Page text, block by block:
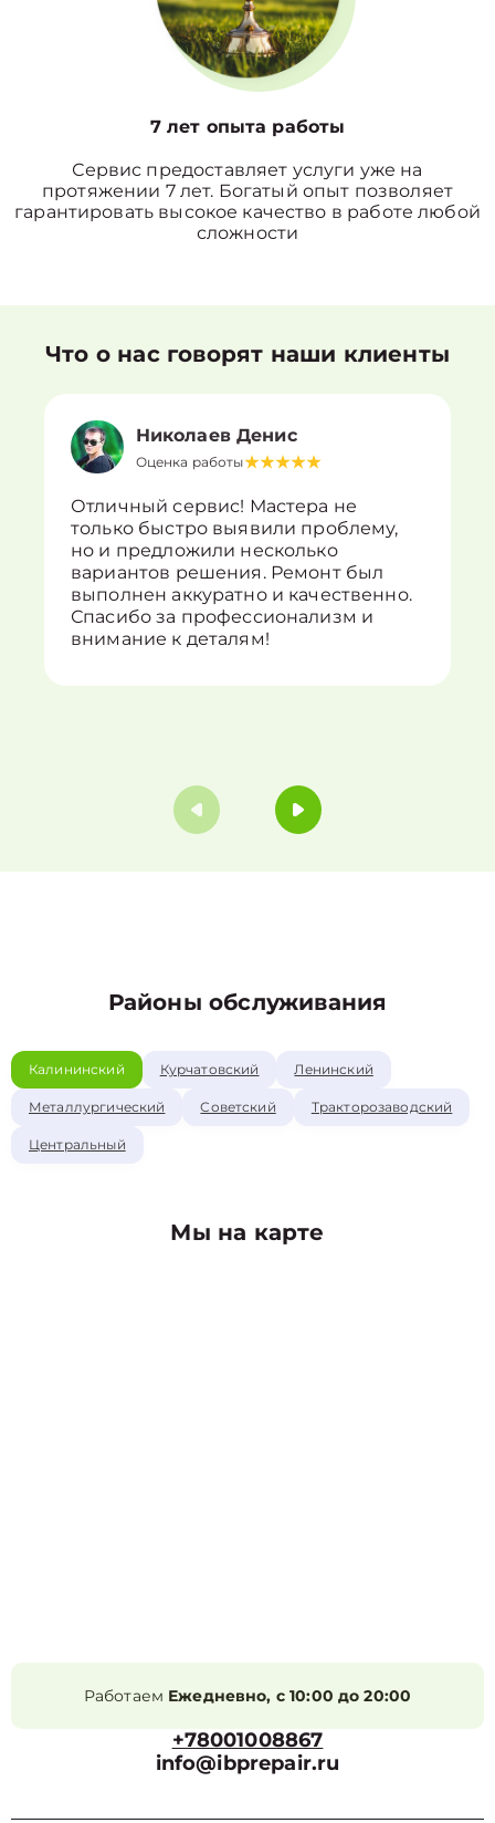
7 лет опыта работы
Сервис предоставляет услуги уже на
протяжении 7 лет. Богатый опыт позволяет
гарантировать высокое качество в работе любой
сложности
Что о нас говорят наши клиенты
Николаев Денис
Оценка работы
Отличный сервис! Мастера не
только быстро выявили проблему,
но и предложили несколько
вариантов решения. Ремонт был
выполнен аккуратно и качественно.
Спасибо за профессионализм и
внимание к деталям!
Районы обслуживания
Калининский Курчатовский Ленинский
Металлургический Советский Тракторозаводский
Центральный
Мы на карте
Работаем Ежедневно, с 10:00 до 20:00
+78001008867
info@ibprepair.ru